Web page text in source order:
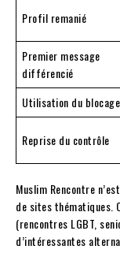
Profil remanié
Premier message
différencié
Utilisation du blocage
Reprise du contrôle
Muslim Rencontre
de sites thématiques.
(rencontres LGBT,
d’intéressantes